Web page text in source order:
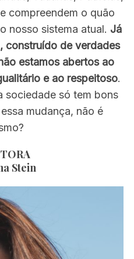
compreendem o quão
nosso sistema atual. Já
construído de verdades
estamos abertos ao
e ao respeitoso.
sociedade só tem bons
mudança, não é
Stein